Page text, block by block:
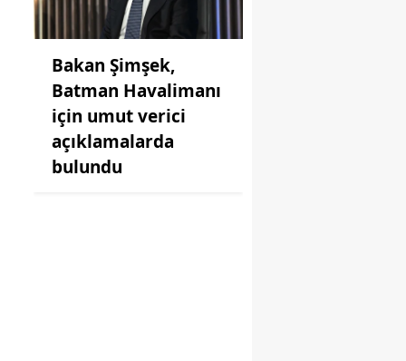
Bakan Şimşek,
Batman Havalimanı
için umut verici
açıklamalarda
bulundu